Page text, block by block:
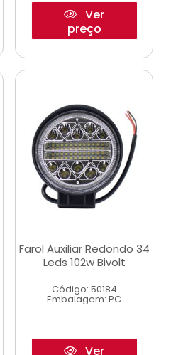
Ver
preço
Farol Auxiliar Redondo 34
Leds 102w Bivolt
Código: 50184
Embalagem: PC
Ver